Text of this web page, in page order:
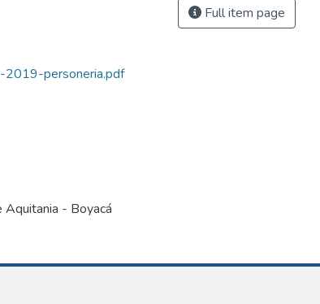
2019-personeria.pdf
Aquitania - Boyacá
Full item page